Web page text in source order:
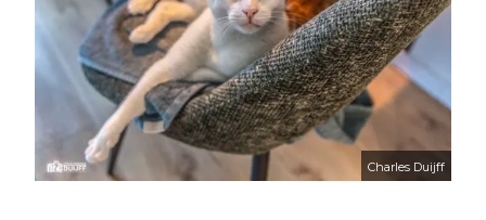
Charles Duijff